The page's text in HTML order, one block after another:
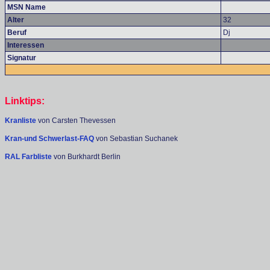
MSN Name
Alter
32
Beruf
Dj
Interessen
Signatur
Linktips:
Kranliste von Carsten Thevessen
Kran-und Schwerlast-FAQ von Sebastian Suchanek
RAL Farbliste von Burkhardt Berlin